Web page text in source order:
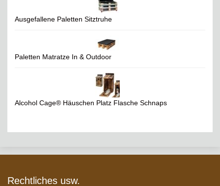
Ausgefallene Paletten Sitztruhe
Paletten Matratze In & Outdoor
Alcohol Cage® Häuschen Platz Flasche Schnaps
Rechtliches usw.